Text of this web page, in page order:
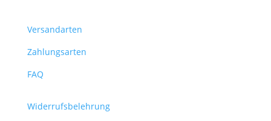
Versandarten
Zahlungsarten
FAQ
Widerrufsbelehrung